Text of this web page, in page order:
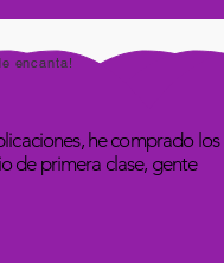
encanta!
he comprado los
de primera clase, gente